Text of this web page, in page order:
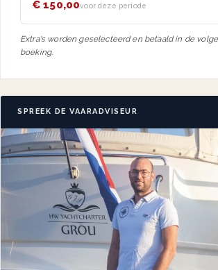
€ 150,00voor deze periode
Extra's worden geselecteerd en betaald in de
boeking.
SPREEK DE VAARADVISEUR